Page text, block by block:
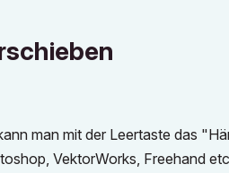
man mit der Leertaste das
VektorWorks, Freehand